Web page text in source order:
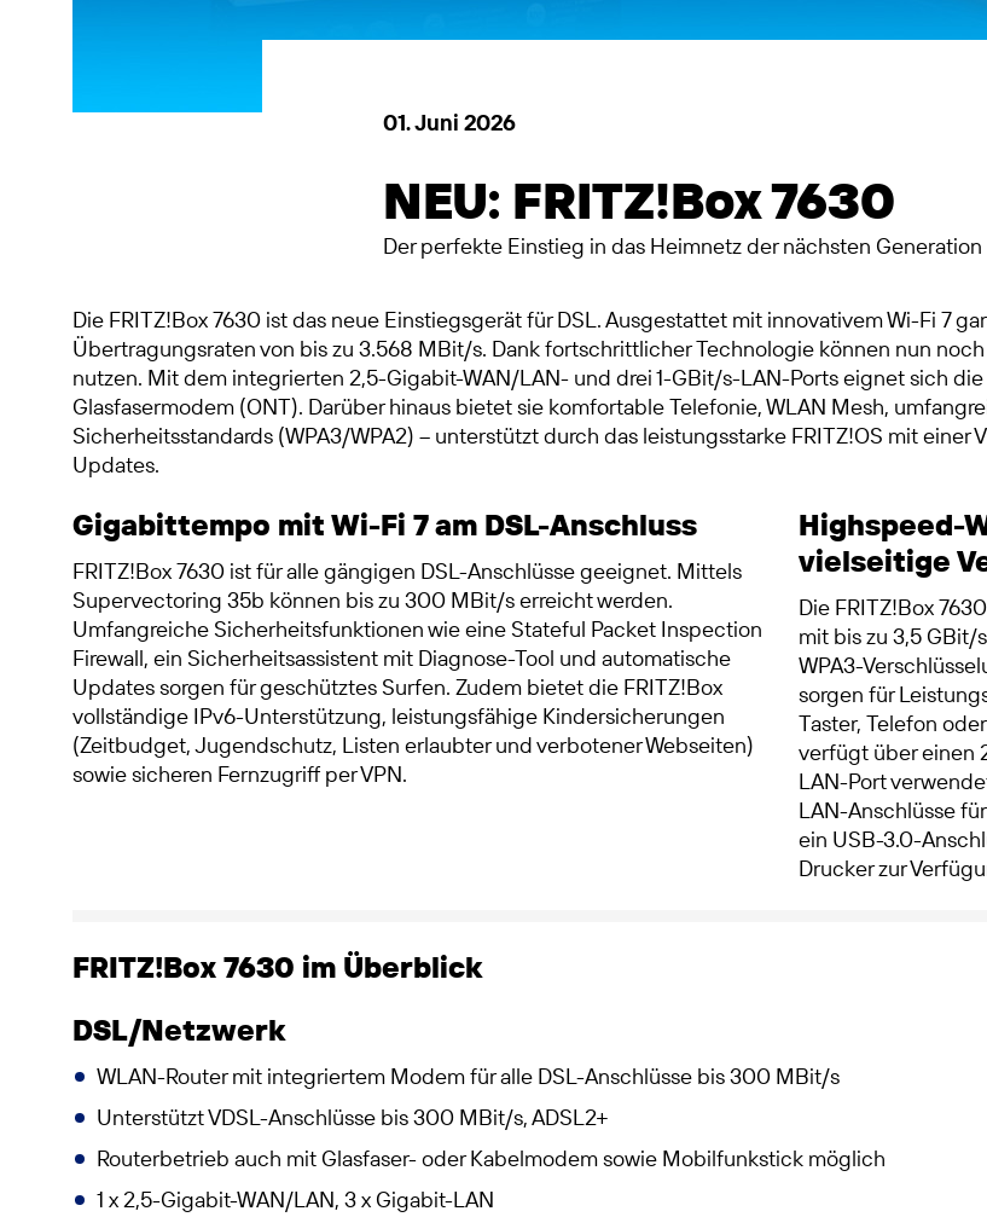
01. Juni 2026
NEU: FRITZ!Box 7630
Der perfekte Einstieg in das Heimnetz der nächsten Generation
Die FRITZ!Box 7630 ist das neue Einstiegsgerät für DSL. Ausgestattet mit innovativem Wi-Fi 7
Übertragungsraten von bis zu 3.568 MBit/s. Dank fortschrittlicher Technologie können nun
nutzen. Mit dem integrierten 2,5-Gigabit-WAN/LAN- und drei 1-GBit/s-LAN-Ports eignet sich
Glasfasermodem (ONT). Darüber hinaus bietet sie komfortable Telefonie, WLAN Mesh,
Sicherheitsstandards (WPA3/WPA2) – unterstützt durch das leistungsstarke FRITZ!OS mit
Updates.
Gigabittempo mit Wi-Fi 7 am DSL-Anschluss
FRITZ!Box 7630 ist für alle gängigen DSL-Anschlüsse geeignet. Mittels
Supervectoring 35b können bis zu 300 MBit/s erreicht werden.
Umfangreiche Sicherheitsfunktionen wie eine Stateful Packet Inspection
Firewall, ein Sicherheitsassistent mit Diagnose-Tool und automatische
Updates sorgen für geschütztes Surfen. Zudem bietet die FRITZ!Box
vollständige IPv6-Unterstützung, leistungsfähige Kindersicherungen
(Zeitbudget, Jugendschutz, Listen erlaubter und verbotener Webseiten)
sowie sicheren Fernzugriff per VPN.
Highspeed-
vielseitige
Die FRITZ!Box
mit bis zu 3,5 GBit/
WPA3-
sorgen für
Taster, Telefon
verfügt über einen
LAN-Port
LAN-Anschlüsse
ein USB-3.0-
Drucker zur
FRITZ!Box 7630 im Überblick
DSL/Netzwerk
WLAN-Router mit integriertem Modem für alle DSL-Anschlüsse bis 300 MBit/s
Unterstützt VDSL-Anschlüsse bis 300 MBit/s, ADSL2+
Routerbetrieb auch mit Glasfaser- oder Kabelmodem sowie Mobilfunkstick möglich
1 x 2,5-Gigabit-WAN/LAN, 3 x Gigabit-LAN